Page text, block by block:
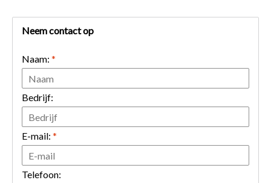
Neem contact op
Naam: *
Bedrijf:
E-mail: *
Telefoon: